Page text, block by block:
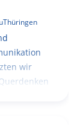
Thüringen
wir